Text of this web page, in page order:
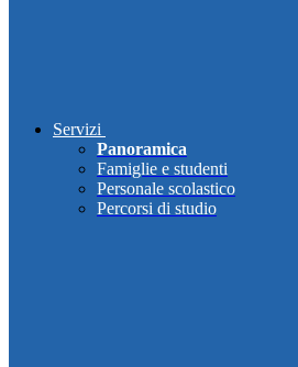
Servizi
Panoramica
Famiglie e studenti
Personale scolastico
Percorsi di studio